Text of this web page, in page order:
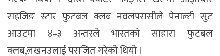
राइजिङ स्टार फुटबल क्लब नवलपरासीले पेनाल्टी सुट
आउटमा ४–३ अन्तरले भारतको साहारा फुटबल
क्लब,लखनउलाई पराजित गरेको थियो ।